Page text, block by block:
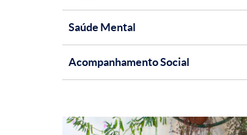
Saúde Mental
Acompanhamento Social